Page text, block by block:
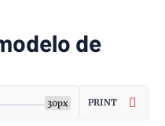
de
30px PRINT